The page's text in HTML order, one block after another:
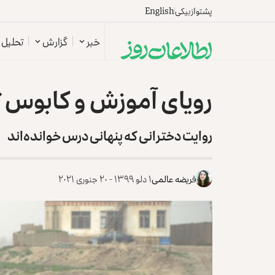
پشتوازبیکیEnglish
خبر گزارش تحلیل
رویای آموزش و
روایت دخترانی که پنهانی درس خوانده‌اند
فریضه عالمی۱ دلو ۱۳۹۹ - ۲۰ جنوری ۲۰۲۱